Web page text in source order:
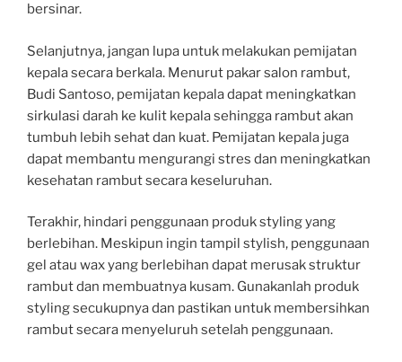
bersinar.
Selanjutnya, jangan lupa untuk melakukan pemijatan
kepala secara berkala. Menurut pakar salon rambut,
Budi Santoso, pemijatan kepala dapat meningkatkan
sirkulasi darah ke kulit kepala sehingga rambut akan
tumbuh lebih sehat dan kuat. Pemijatan kepala juga
dapat membantu mengurangi stres dan meningkatkan
kesehatan rambut secara keseluruhan.
Terakhir, hindari penggunaan produk styling yang
berlebihan. Meskipun ingin tampil stylish, penggunaan
gel atau wax yang berlebihan dapat merusak struktur
rambut dan membuatnya kusam. Gunakanlah produk
styling secukupnya dan pastikan untuk membersihkan
rambut secara menyeluruh setelah penggunaan.